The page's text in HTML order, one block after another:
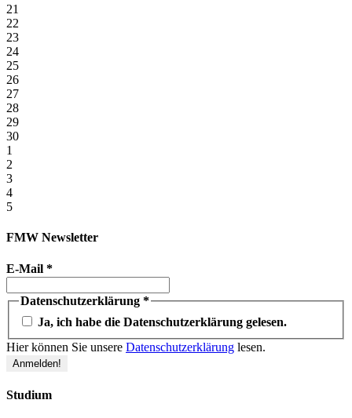
21
22
23
24
25
26
27
28
29
30
1
2
3
4
5
FMW Newsletter
E-Mail *
Datenschutzerklärung *
Ja, ich habe die Datenschutzerklärung gelesen.
Hier können Sie unsere Datenschutzerklärung lesen.
Studium